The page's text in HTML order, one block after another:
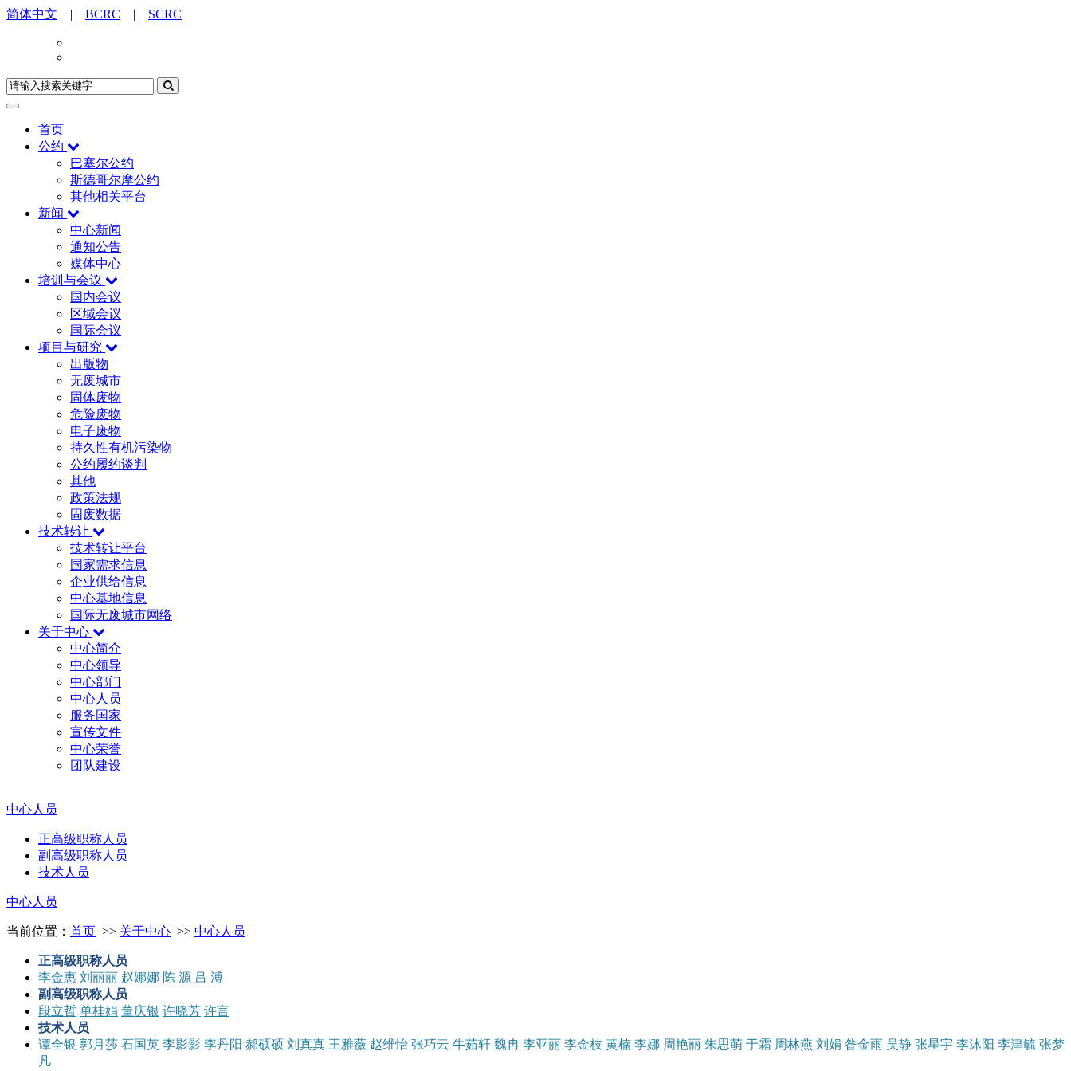
简体中文 | BCRC | SCRC
首页
公约
巴塞尔公约
斯德哥尔摩公约
其他相关平台
新闻
中心新闻
通知公告
媒体中心
培训与会议
国内会议
区域会议
国际会议
项目与研究
出版物
无废城市
固体废物
危险废物
电子废物
持久性有机污染物
公约履约谈判
其他
政策法规
固废数据
技术转让
技术转让平台
国家需求信息
企业供给信息
中心基地信息
国际无废城市网络
关于中心
中心简介
中心领导
中心部门
中心人员
服务国家
宣传文件
中心荣誉
团队建设
中心人员
正高级职称人员
副高级职称人员
技术人员
中心人员
当前位置： 首页 >> 关于中心 >> 中心人员
正高级职称人员
李金惠 刘丽丽 赵娜娜 陈 源 吕 溥
副高级职称人员
段立哲 单桂娟 董庆银 许晓芳 许言
技术人员
谭全银 郭月莎 石国英 李影影 李丹阳 郝硕硕 刘真真 王雅薇 赵维怡 张巧云 牛茹轩 魏冉 李亚丽 李金枝 黄楠 李娜 周艳丽 朱思萌 于霜 周林燕 刘娟 昝金雨 吴静 张星宇 李沐阳 李津毓 张梦
凡